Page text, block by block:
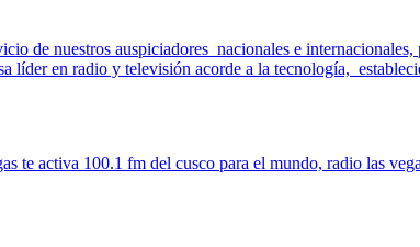
de nuestros auspiciadores nacionales e
líder en radio y televisión acorde a la tecnología,
te activa 100.1 fm del cusco para el mundo, radio las